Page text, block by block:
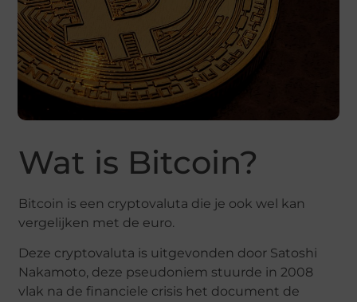
Wat is Bitcoin?
Bitcoin is een cryptovaluta die je ook wel kan
vergelijken met de euro.
Deze cryptovaluta is uitgevonden door Satoshi
Nakamoto, deze pseudoniem stuurde in 2008
vlak na de financiele crisis het document de